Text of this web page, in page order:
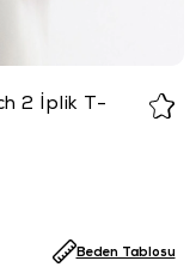
2 İplik T-
Beden Tablosu